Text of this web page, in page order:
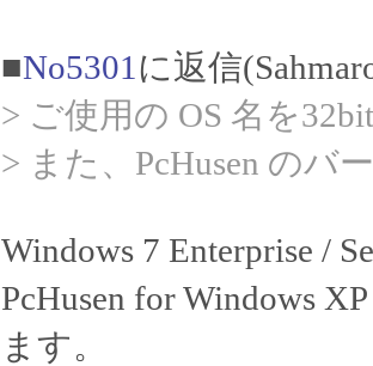
■No5301 に返信
> ご使用の OS 名を
> また、PcHusen のバ
Windows 7 Enterprise /
PcHusen for Windows
ます。